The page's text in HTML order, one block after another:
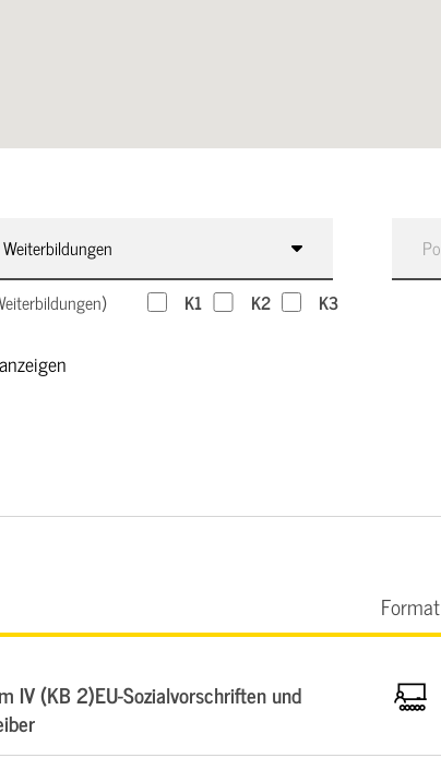
K1 K2 K3
Format
IV (KB 2)EU-Sozialvorschriften und